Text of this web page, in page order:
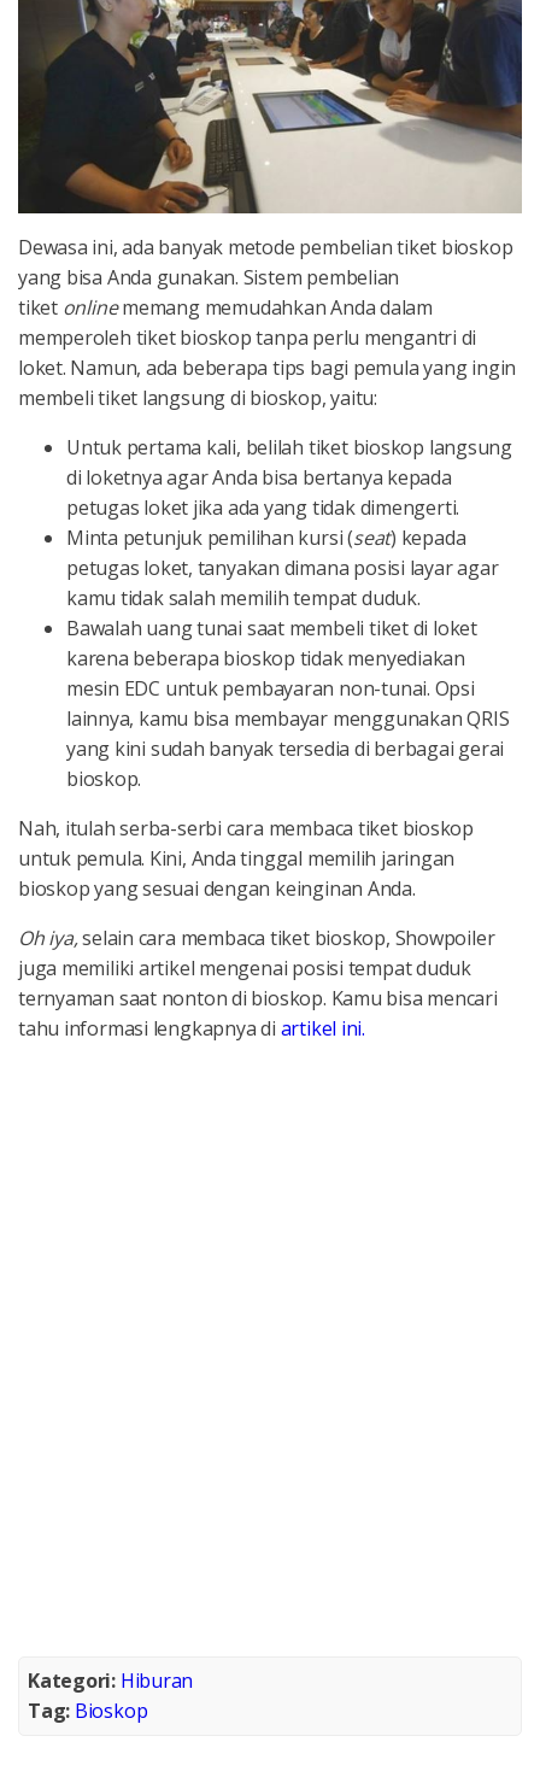
Dewasa ini, ada banyak metode pembelian tiket bioskop
yang bisa Anda gunakan. Sistem pembelian
tiket onlinememang memudahkan Anda dalam
memperoleh tiket bioskop tanpa perlu mengantri di
loket. Namun, ada beberapa tips bagi pemula yang ingin
membeli tiket langsung di bioskop, yaitu:
Untuk pertama kali, belilah tiket bioskop langsung
di loketnya agar Anda bisa bertanya kepada
petugas loket jika ada yang tidak dimengerti.
Minta petunjuk pemilihan kursi (seat) kepada
petugas loket, tanyakan dimana posisi layar agar
kamu tidak salah memilih tempat duduk.
Bawalah uang tunai saat membeli tiket di loket
karena beberapa bioskop tidak menyediakan
mesin EDC untuk pembayaran non-tunai. Opsi
lainnya, kamu bisa membayar menggunakan QRIS
yang kini sudah banyak tersedia di berbagai gerai
bioskop.
Nah, itulah serba-serbi cara membaca tiket bioskop
untuk pemula. Kini, Anda tinggal memilih jaringan
bioskop yang sesuai dengan keinginan Anda.
Oh iya,selain cara membaca tiket bioskop, Showpoiler
juga memiliki artikel mengenai posisi tempat duduk
ternyaman saat nonton di bioskop. Kamu bisa mencari
tahu informasi lengkapnya di artikel ini.
Kategori: Hiburan
Tag: Bioskop